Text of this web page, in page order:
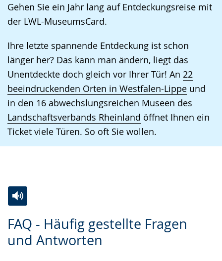
Gehen Sie ein Jahr lang auf Entdeckungsreise mit
der LWL-MuseumsCard.
Ihre letzte spannende Entdeckung ist schon
länger her? Das kann man ändern, liegt das
Unentdeckte doch gleich vor Ihrer Tür! An 22
beeindruckenden Orten in Westfalen-Lippe und
in den 16 abwechslungsreichen Museen des
Landschaftsverbands Rheinland öffnet Ihnen ein
Ticket viele Türen. So oft Sie wollen.
FAQ - Häufig gestellte Fragen
und Antworten
Leichten
Sprache
Audio-
Unterstützung.
Video
in